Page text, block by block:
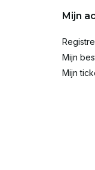
Mijn
Mijn
Mijn